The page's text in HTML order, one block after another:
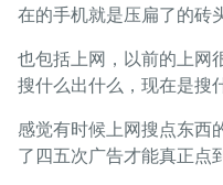
在的手机就是压扁了的砖
也包括上网，以前的上网
搜什么出什么，现在是搜
感觉有时候上网搜点东西
了四五次广告才能真正点